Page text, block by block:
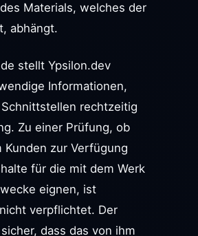
Materials, welches der
abhängt.
stellt Ypsilon.dev
Informationen,
rechtzeitig
Zu einer Prüfung, ob
Kunden zur Verfügung
für die mit dem Werk
eignen, ist
verpflichtet. Der
dass das von ihm